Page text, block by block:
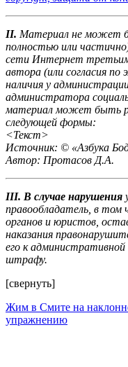
II. Материал не может
полностью или
сети Интернет
автора (или согласия по
наличия у
администратора
материал может быть
следующей формы:
<Текст>
Источник: © «Азбука
Автор: Протасов Д.А.
III. В случае нарушения
правообладатель, в том
органов и юристов,
наказания
его к
штрафу.
[свернуть]
Жим в Смите на
упражнению